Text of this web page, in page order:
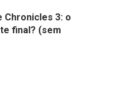
Chronicles 3: o
final? (sem